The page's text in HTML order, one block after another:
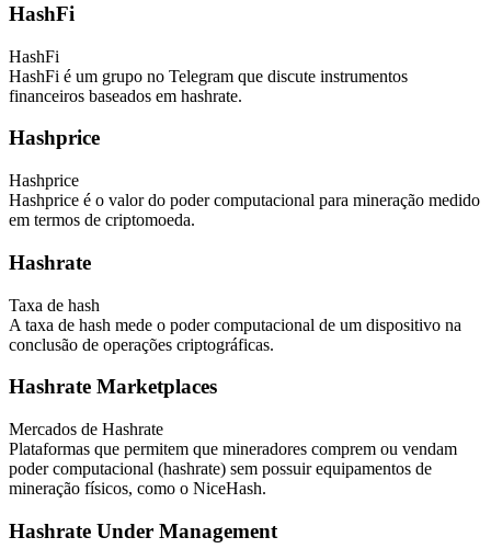
HashFi
HashFi
HashFi é um grupo no Telegram que discute instrumentos
financeiros baseados em hashrate.
Hashprice
Hashprice
Hashprice é o valor do poder computacional para mineração medido
em termos de criptomoeda.
Hashrate
Taxa de hash
A taxa de hash mede o poder computacional de um dispositivo na
conclusão de operações criptográficas.
Hashrate Marketplaces
Mercados de Hashrate
Plataformas que permitem que mineradores comprem ou vendam
poder computacional (hashrate) sem possuir equipamentos de
mineração físicos, como o NiceHash.
Hashrate Under Management